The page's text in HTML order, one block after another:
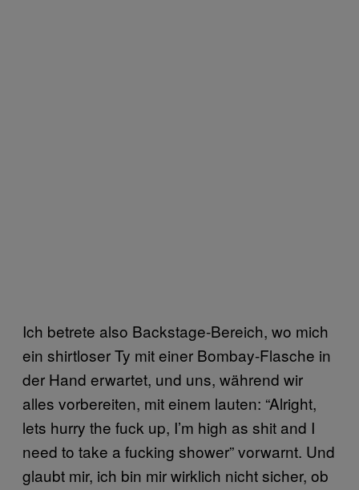
Ich betrete also Backstage-Bereich, wo mich
ein shirtloser Ty mit einer Bombay-Flasche in
der Hand erwartet, und uns, während wir
alles vorbereiten, mit einem lauten: “Alright,
lets hurry the fuck up, I’m high as shit and I
need to take a fucking shower” vorwarnt. Und
glaubt mir, ich bin mir wirklich nicht sicher, ob